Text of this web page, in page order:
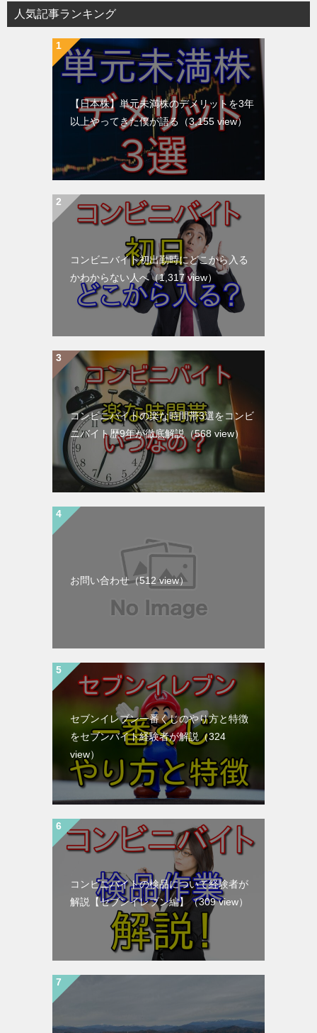
人気記事ランキング
【日本株】単元未満株のデメリットを3年
以上やってきた僕が語る （3,155 view）
コンビニバイト初出勤時にどこから入る
かわからない人へ（1,317 view）
コンビニバイトの楽な時間帯3選をコンビ
ニバイト歴9年が徹底解説 （568 view）
お問い合わせ（512 view）
セブンイレブン一番くじのやり方と特徴
をセブンバイト経験者が解説 （324
view）
コンビニバイトの検品について経験者が
解説【セブンイレブン編】
（309 view）